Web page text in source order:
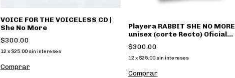
VOICE FOR THE VOICELESS CD |
She No More
$300.00
12 x $25.00 sin intereses
Playera RABBIT SHE NO MORE
unisex (corte Recto) Oficial
Merch
$300.00
12 x $25.00 sin intereses
Comprar